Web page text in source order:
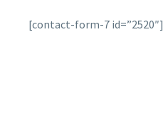
[contact-form-7 id=”2520″]